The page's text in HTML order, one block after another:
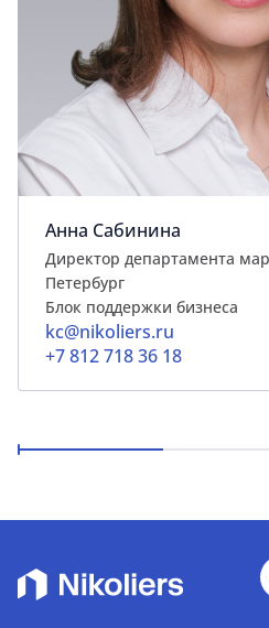
Анна Сабинина
Директор департамента
Петербург
Блок поддержки бизнеса
kc@nikoliers.ru
+7 812 718 36 18